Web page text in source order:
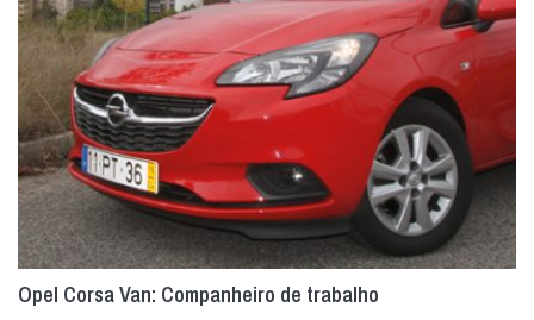
Opel Corsa Van: Companheiro de trabalho